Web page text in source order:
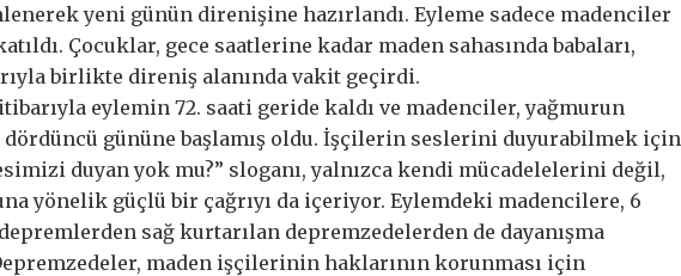
yeni günün direnişine hazırlandı. Eyleme sadece madenciler
Çocuklar, gece saatlerine kadar maden sahasında babaları,
birlikte direniş alanında vakit geçirdi.
eylemin 72. saati geride kaldı ve madenciler, yağmurun
gününe başlamış oldu. İşçilerin seslerini duyurabilmek için
duyan yok mu?” sloganı, yalnızca kendi mücadelelerini değil,
yönelik güçlü bir çağrıyı da içeriyor. Eylemdeki madencilere, 6
depremlerden sağ kurtarılan depremzedelerden de dayanışma
maden işçilerinin haklarının korunması için